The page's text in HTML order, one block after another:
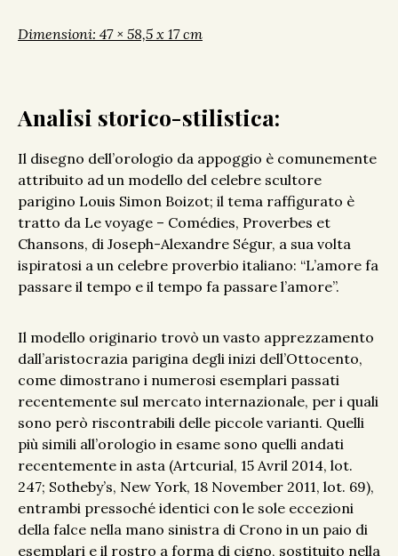
Dimensioni: 47 × 58,5 x 17 cm
Analisi storico-stilistica:
Il disegno dell’orologio da appoggio è comunemente
attribuito ad un modello del celebre scultore
parigino Louis Simon Boizot; il tema raffigurato è
tratto da Le voyage – Comédies, Proverbes et
Chansons, di Joseph-Alexandre Ségur, a sua volta
ispiratosi a un celebre proverbio italiano: “L’amore fa
passare il tempo e il tempo fa passare l’amore”.
Il modello originario trovò un vasto apprezzamento
dall’aristocrazia parigina degli inizi dell’Ottocento,
come dimostrano i numerosi esemplari passati
recentemente sul mercato internazionale, per i quali
sono però riscontrabili delle piccole varianti. Quelli
più simili all’orologio in esame sono quelli andati
recentemente in asta (Artcurial, 15 Avril 2014, lot.
247; Sotheby’s, New York, 18 November 2011, lot. 69),
entrambi pressoché identici con le sole eccezioni
della falce nella mano sinistra di Crono in un paio di
esemplari e il rostro a forma di cigno, sostituito nella